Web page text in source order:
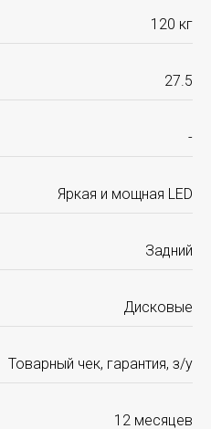
120 кг
27.5
-
Яркая и мощная LED
Задний
Дисковые
Товарный чек, гарантия, з/у
12 месяцев